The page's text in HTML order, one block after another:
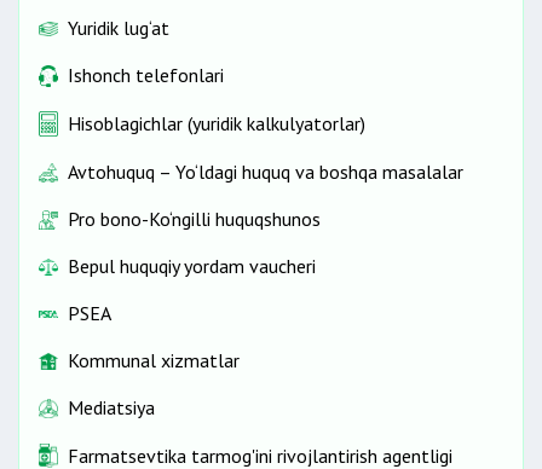
Yuridik lug‘at
Ishonch telefonlari
Hisoblagichlar (yuridik kalkulyatorlar)
Avtohuquq – Yo‘ldagi huquq va boshqa masalalar
Pro bono-Ko‘ngilli huquqshunos
Bepul huquqiy yordam vaucheri
PSEA
Kommunal xizmatlar
Mediatsiya
Farmatsevtika tarmog'ini rivojlantirish agentligi